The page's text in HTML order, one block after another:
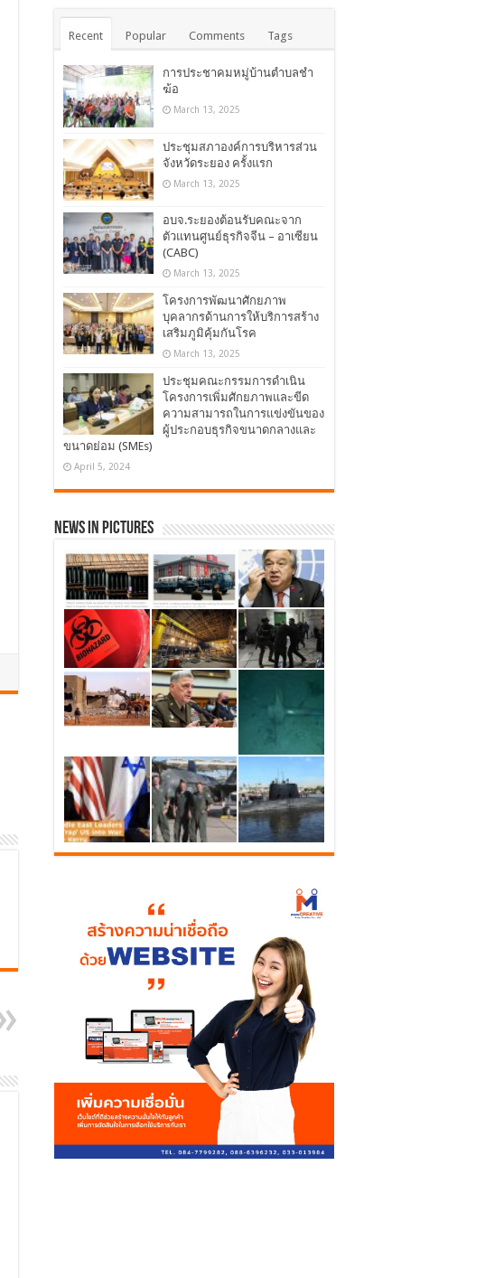
Recent Popular Comments Tags
การประชาคมหมู่บ้านตำบลชำ
ฆ้อ
March 13, 2025
ประชุมสภาองค์การบริหารส่วน
จังหวัดระยอง ครั้งแรก
March 13, 2025
อบจ.ระยองต้อนรับคณะจาก
ตัวแทนศูนย์ธุรกิจจีน – อาเซียน
(CABC)
March 13, 2025
โครงการพัฒนาศักยภาพ
บุคลากรด้านการให้บริการสร้าง
เสริมภูมิคุ้มกันโรค
March 13, 2025
ประชุมคณะกรรมการดำเนิน
โครงการเพิ่มศักยภาพและขีด
ความสามารถในการแข่งขันของ
ผู้ประกอบธุรกิจขนาดกลางและ
ขนาดย่อม (SMEs)
April 5, 2024
News in Pictures